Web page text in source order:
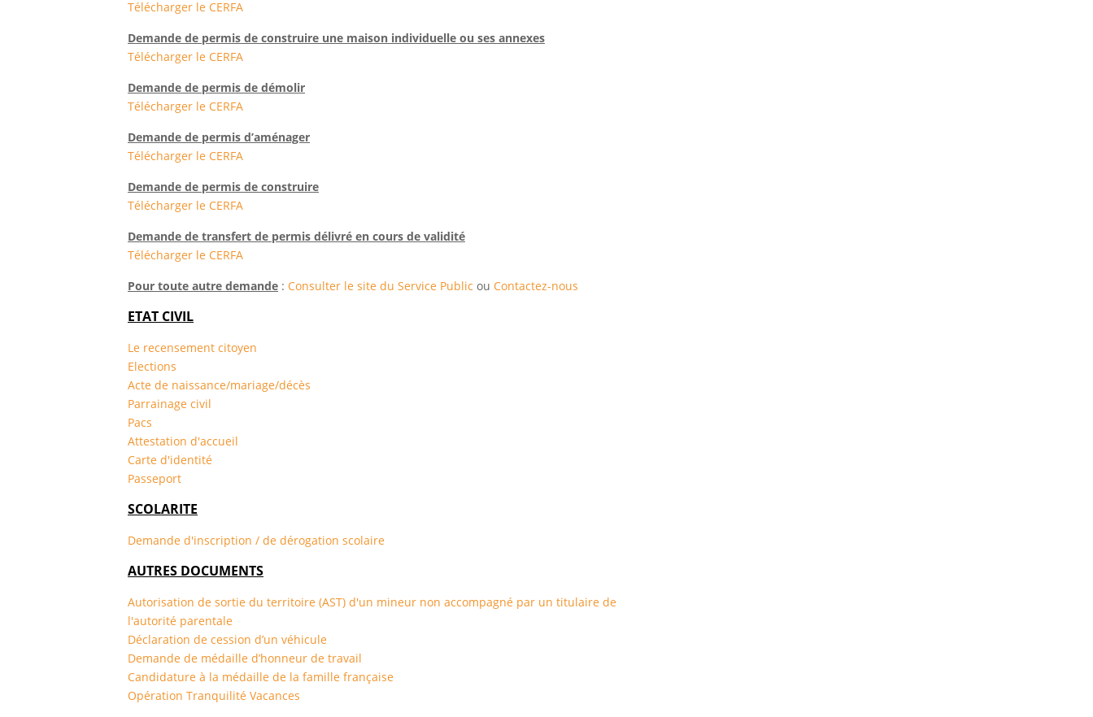
Télécharger le CERFA
Demande de permis de construire une maison individuelle ou ses annexes
Télécharger le CERFA
Demande de permis de démolir
Télécharger le CERFA
Demande de permis d’aménager
Télécharger le CERFA
Demande de permis de construire
Télécharger le CERFA
Demande de transfert de permis délivré en cours de validité
Télécharger le CERFA
Pour toute autre demande : Consulter le site du Service Public ou Contactez-nous
ETAT CIVIL
Le recensement citoyen
Elections
Acte de naissance/mariage/décès
Parrainage civil
Pacs
Attestation d'accueil
Carte d'identité
Passeport
SCOLARITE
Demande d'inscription / de dérogation scolaire
AUTRES DOCUMENTS
Autorisation de sortie du territoire (AST) d'un mineur non accompagné par un titulaire de
l'autorité parentale
Déclaration de cession d’un véhicule
Demande de médaille d’honneur de travail
Candidature à la médaille de la famille française
Opération Tranquilité Vacances